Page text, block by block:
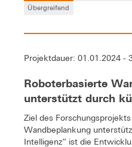
Übergreifend
Projektdauer: 01.01.2024 -
Roboterbasierte
unterstützt durch
Ziel des
Wandbeplankung
Intelligenz“ ist die